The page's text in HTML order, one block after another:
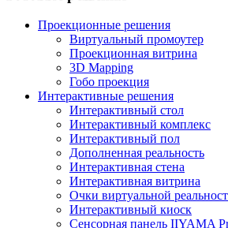
Проекционные решения
Виртуальный промоутер
Проекционная витрина
3D Mapping
Гобо проекция
Интерактивные решения
Интерактивный стол
Интерактивный комплекс
Интерактивный пол
Дополненная реальность
Интерактивная стена
Интерактивная витрина
Очки виртуальной
Интерактивный киоск
Сенсорная панель IIYAMA